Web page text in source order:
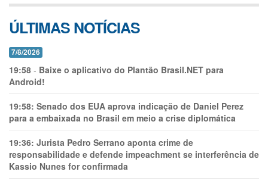
ÚLTIMAS NOTÍCIAS
7/8/2026
19:58 - Baixe o aplicativo do Plantão Brasil.NET para
Android!
19:58: Senado dos EUA aprova indicação de Daniel Perez
para a embaixada no Brasil em meio a crise diplomática
19:36: Jurista Pedro Serrano aponta crime de
responsabilidade e defende impeachment se interferência de
Kassio Nunes for confirmada